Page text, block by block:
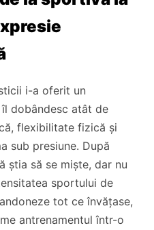
i-a oferit un
dobândesc atât de
flexibilitate fizică și
sub presiune. După
știa să se miște, dar nu
sportului de
tot ce învățase,
antrenamentul într-o